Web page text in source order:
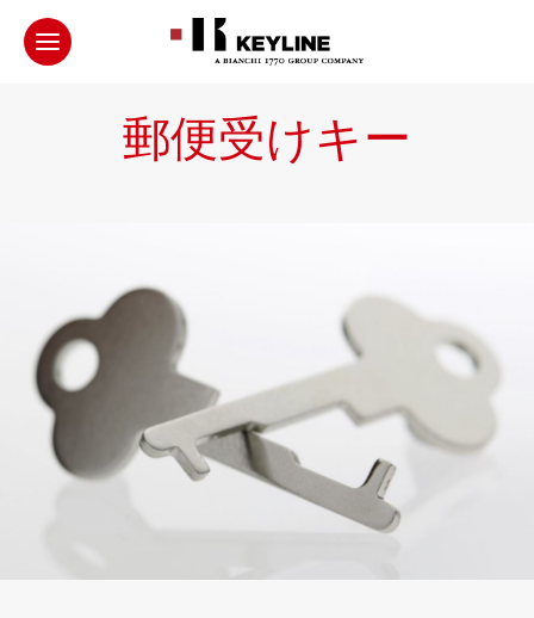
郵便受けキー